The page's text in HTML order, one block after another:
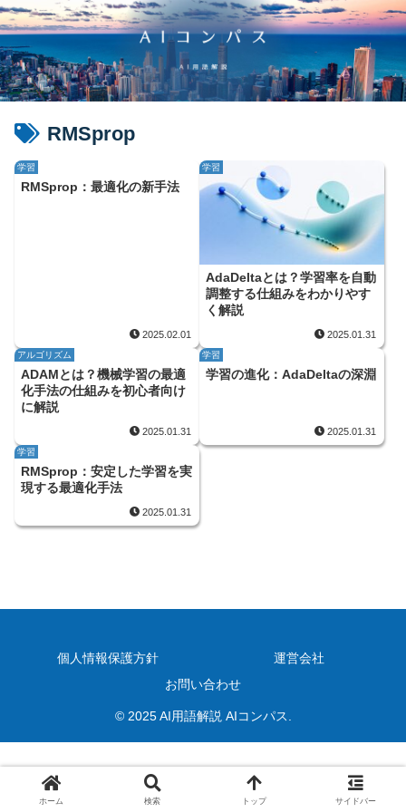
RMSprop
学習
RMSprop：最適化の新手法
2025.02.01
学習
AdaDeltaとは？学習率を自動
調整する仕組みをわかりやす
く解説
2025.01.31
アルゴリズム
ADAMとは？機械学習の最適
化手法の仕組みを初心者向け
に解説
2025.01.31
学習
学習の進化：AdaDeltaの深淵
2025.01.31
学習
RMSprop：安定した学習を実
現する最適化手法
2025.01.31
個人情報保護方針
運営会社
お問い合わせ
© 2025 AI用語解説 AIコンパス.
ホーム 検索 トップ サイドバー